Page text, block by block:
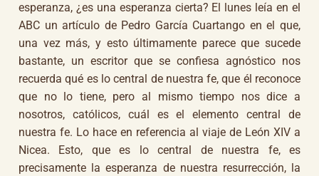
esperanza, ¿es una esperanza cierta? El lunes leía en el
ABC un artículo de Pedro García Cuartango en el que,
una vez más, y esto últimamente parece que sucede
bastante, un escritor que se confiesa agnóstico nos
recuerda qué es lo central de nuestra fe, que él reconoce
que no lo tiene, pero al mismo tiempo nos dice a
nosotros, católicos, cuál es el elemento central de
nuestra fe. Lo hace en referencia al viaje de León XIV a
Nicea. Esto, que es lo central de nuestra fe, es
precisamente la esperanza de nuestra resurrección, la